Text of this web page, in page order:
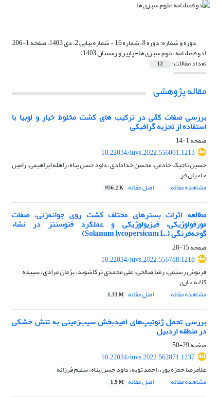
دوره و شماره: دوره 8، شماره 16 - شماره پیاپی 2، دی 1403، صفحه 1-206
(دو فصلنامه علوم سبزی ها- پاییز و زمستان 1403)
تعداد مقالات: 12
مقاله پژوهشی
بررسی صفات کمّی در ترکیب های کشت مخلوط خیار و لوبیا با
استفاده از تجزیه گرافیکی
صفحه1-14
10.22034/iuvs.2022.556001.1213
حسین تاجیک خادمی، محسن خدادادی، داود حسن پناه، راهله ابراهیمی، رامین
حاجیان فر
مشاهده مقاله
اصل مقاله 956.2 K
مطالعه اثرات بسترهای مختلف کشت روی جوانه‌زنی، صفات
مورفولوژیکی، فیزیولوژیکی و عملکرد فتوسنتز در نشاء
گوجه‌فرنگی (.Solanum lycopersicum L)
صفحه15-28
10.22034/iuvs.2022.556788.1218
فرنوش رستمی، رضا صالحی، علی محمدی ترکاشوند، پژمان مرادی، سپیده
کلاته جاری
مشاهده مقاله
اصل مقاله 1.33 M
بررسی تحمل ژنوتیپ‌های امیدبخش سیب‌زمینی به تنش خشکی
در منطقه اردبیل
صفحه29-50
10.22034/iuvs.2022.562871.1237
غلامرضا حمزه پور،، احمد توبه، داود حسن پناه، سلیم فرزانه
مشاهده مقاله
اصل مقاله 1.9 M